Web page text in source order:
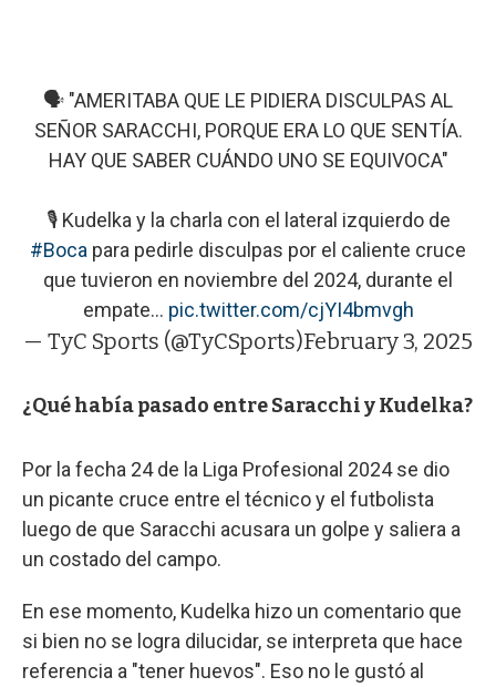
🗣️ "AMERITABA QUE LE PIDIERA DISCULPAS AL
SEÑOR SARACCHI, PORQUE ERA LO QUE SENTÍA.
HAY QUE SABER CUÁNDO UNO SE EQUIVOCA"
🎙️ Kudelka y la charla con el lateral izquierdo de
#Boca para pedirle disculpas por el caliente cruce
que tuvieron en noviembre del 2024, durante el
empate… pic.twitter.com/cjYI4bmvgh
— TyC Sports (@TyCSports)February 3, 2025
¿Qué había pasado entre Saracchi y Kudelka?
Por la fecha 24 de la Liga Profesional 2024 se dio
un picante cruce entre el técnico y el futbolista
luego de que Saracchi acusara un golpe y saliera a
un costado del campo.
En ese momento, Kudelka hizo un comentario que
si bien no se logra dilucidar, se interpreta que hace
referencia a "tener huevos". Eso no le gustó al